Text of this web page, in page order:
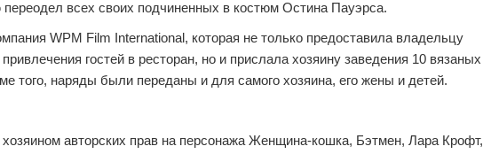
всех своих подчиненных в костюм Остина Пауэрса.
WPM Film International, которая не только предоставила владельцу
гостей в ресторан, но и прислала хозяину заведения 10 вязаных
того, наряды были переданы и для самого хозяина, его жены и детей.
авторских прав на персонажа Женщина-кошка, Бэтмен, Лара Крофт,